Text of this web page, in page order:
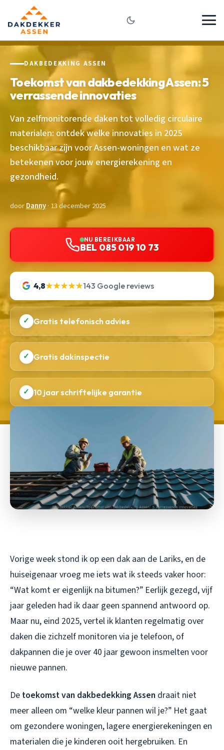
DAKBEDEKKING ASSEN
Toekomst van dakbedekking Assen: 5
verrassende innovaties
Van zelfmonitorende daken tot volledig circulaire
materialen: ontdek welke innovaties in 2025
beschikbaar zijn voor Assen-woningen en wat ze
betekenen voor jouw energierekening en
gezondheid.
doorDanny· 13 december 2025
NU BEREIKBAAR
BEL 085 019 10 73
4,8★★★★★143 Google reviews
✓ Gratis telefonisch advies
✓ Gratis dakinspectie
✓ 10 jaar schriftelijke garantie
Vorige week stond ik op een dak aan de Lariks, en de
huiseigenaar vroeg me iets wat ik steeds vaker hoor:
“Wat komt er eigenlijk na bitumen?” Eerlijk gezegd, vijf
jaar geleden had ik daar geen spannend antwoord op.
Maar nu, eind 2025, vertel ik klanten regelmatig over
daken die zichzelf monitoren via je telefoon, of
dakpannen die je over 40 jaar gewoon insmelten voor
nieuwe pannen.
De toekomst van dakbedekking Assen draait niet
meer alleen om “welke kleur pannen wil je?” Het gaat
om gezondere woningen, lagere energierekeningen en
materialen die je kinderen ooit hergebruiken. En